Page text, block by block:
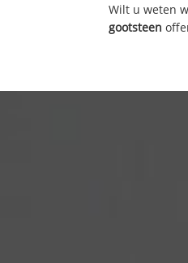
Wilt u weten
gootsteen